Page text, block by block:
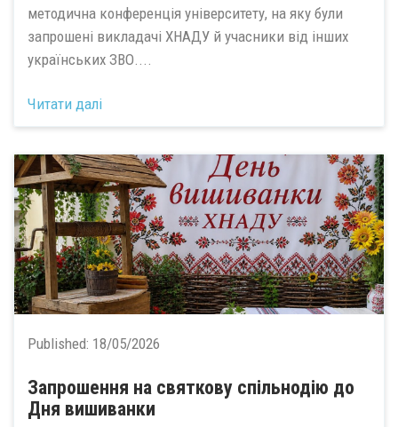
методична конференція університету, на яку були
запрошені викладачі ХНАДУ й учасники від інших
українських ЗВО....
Читати далі
Published: 18/05/2026
Запрошення на святкову спільнодію до
Дня вишиванки